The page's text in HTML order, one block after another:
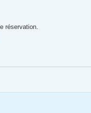
réservation.